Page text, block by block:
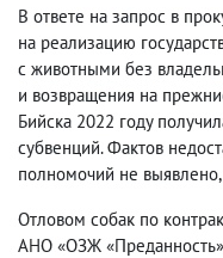
В ответе на запрос в
на реализацию
с животными без
и возвращения на
Бийска 2022 году
субвенций. Фактов
полномочий не выявлено,
Отловом собак по
АНО «ОЗЖ